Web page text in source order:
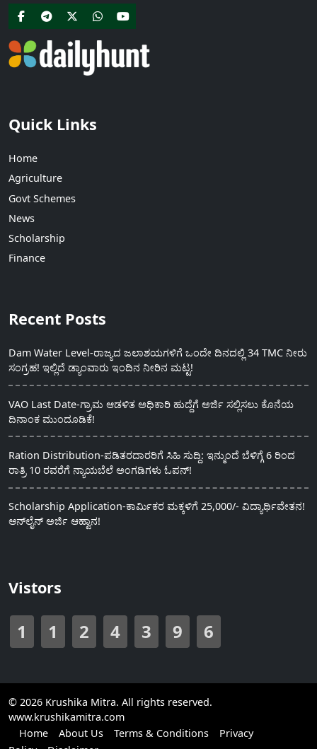
Quick Links
Home
Agriculture
Govt Schemes
News
Scholarship
Finance
Recent Posts
Dam Water Level-ರಾಜ್ಯದ ಜಲಾಶಯಗಳಿಗೆ ಒಂದೇ ದಿನದಲ್ಲಿ 34 TMC ನೀರು
ಸಂಗ್ರಹ! ಇಲ್ಲಿದೆ ಡ್ಯಾಂವಾರು ಇಂದಿನ ನೀರಿನ ಮಟ್ಟ!
VAO Last Date-ಗ್ರಾಮ ಆಡಳಿತ ಅಧಿಕಾರಿ ಹುದ್ದೆಗೆ ಅರ್ಜಿ ಸಲ್ಲಿಸಲು ಕೊನೆಯ
ದಿನಾಂಕ ಮುಂದೂಡಿಕೆ!
Ration Distribution-ಪಡಿತರದಾರರಿಗೆ ಸಿಹಿ ಸುದ್ದಿ: ಇನ್ಮುಂದೆ ಬೆಳಿಗ್ಗೆ 6 ರಿಂದ
ರಾತ್ರಿ 10 ರವರೆಗೆ ನ್ಯಾಯಬೆಲೆ ಅಂಗಡಿಗಳು ಓಪನ್!
Scholarship Application-ಕಾರ್ಮಿಕರ ಮಕ್ಕಳಿಗೆ 25,000/- ವಿದ್ಯಾರ್ಥಿವೇತನ!
ಆನ್‍ಲೈನ್ ಅರ್ಜಿ ಆಹ್ವಾನ!
Vistors
1 1 2 4 3 9 6
© 2026 Krushika Mitra. All rights reserved.
www.krushikamitra.com
Home
About Us Terms & Conditions
Privacy